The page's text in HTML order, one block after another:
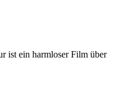
ist ein harmloser Film über